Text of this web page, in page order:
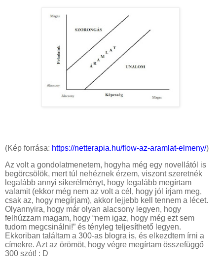
(Kép forrása: https://netterapia.hu/flow-az-aramlat-elmeny/)
Az volt a gondolatmenetem, hogyha még egy novellától is
begörcsölök, mert túl nehéznek érzem, viszont szeretnék
legalább annyi sikerélményt, hogy legalább megírtam
valamit (ekkor még nem az volt a cél, hogy jól írjam meg,
csak az, hogy megírjam), akkor lejjebb kell tennem a lécet.
Olyannyira, hogy már olyan alacsony legyen, hogy
felhúzzam magam, hogy “nem igaz, hogy még ezt sem
tudom megcsinálni!” és tényleg teljesíthető legyen.
Ekkoriban találtam a 300-as blogra is, és elkezdtem írni a
címekre. Azt az örömöt, hogy végre megírtam összefüggő
300 szót! : D